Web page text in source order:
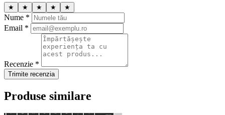
★ ★ ★ ★ ★
Nume *
Email *
Recenzie *
Trimite recenzia
Produse similare